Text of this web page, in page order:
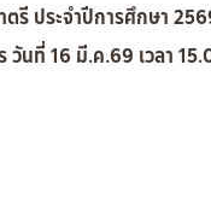
ประจำปีการศึกษา
นที่ 16 มี.ค.69 เวลา